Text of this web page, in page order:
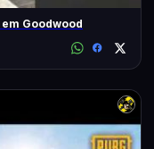
Goodwood